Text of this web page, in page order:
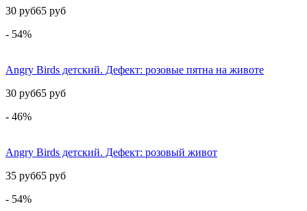
30 руб65 руб
- 54%
Angry Birds детский. Дефект: розовые пятна на животе
30 руб65 руб
- 46%
Angry Birds детский. Дефект: розовый живот
35 руб65 руб
- 54%